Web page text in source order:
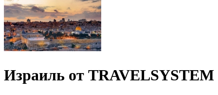
Израиль от TRAVELSYSTEM